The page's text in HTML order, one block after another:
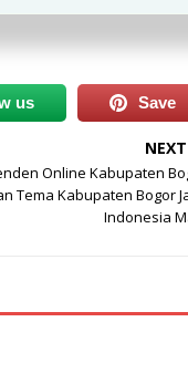
sanlat mudahan bisa
us Save
NEXT
Online Kabupaten
Tema Kabupaten Bogor
Indonesia